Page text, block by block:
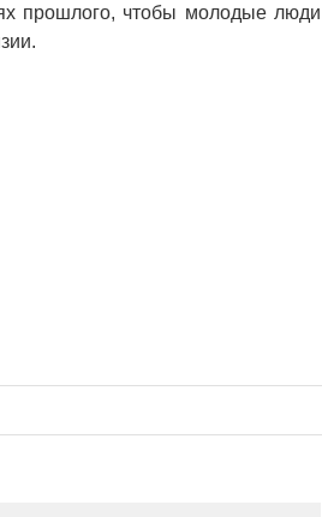
прошлого, чтобы молодые люди